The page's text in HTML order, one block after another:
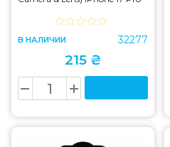
В НАЛИЧИИ 32277
215 ₴